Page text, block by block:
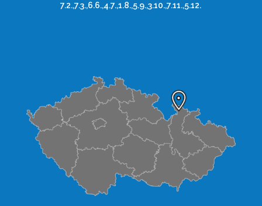
7.2.,7.3.,6.6.,4.7.,1.8.,5.9.,3.10.,7.11.,5.12.